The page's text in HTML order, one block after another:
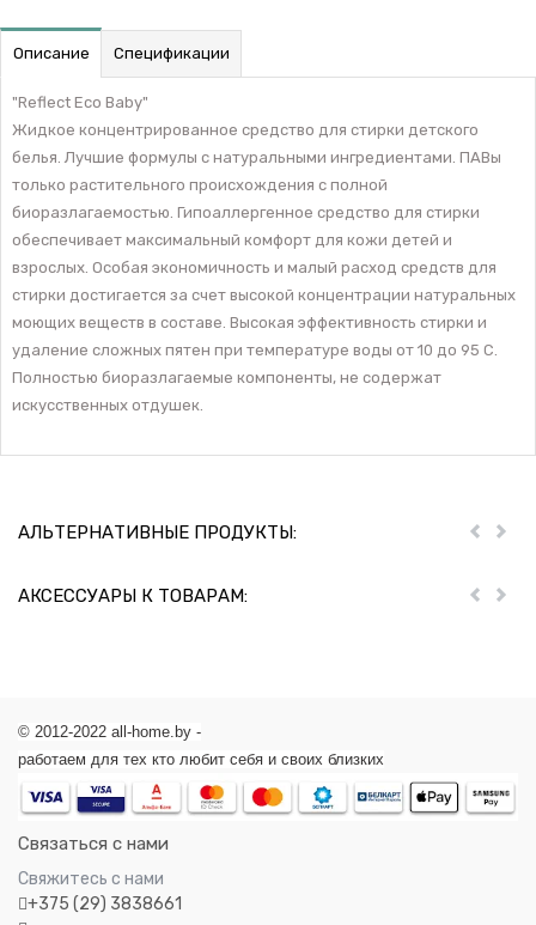
Описание Спецификации
"Reflect Eco Baby"
Жидкое концентрированное средство для стирки детского
белья. Лучшие формулы с натуральными ингредиентами. ПАВы
только растительного происхождения с полной
биоразлагаемостью. Гипоаллергенное средство для стирки
обеспечивает максимальный комфорт для кожи детей и
взрослых. Особая экономичность и малый расход средств для
стирки достигается за счет высокой концентрации натуральных
моющих веществ в составе. Высокая эффективность стирки и
удаление сложных пятен при температуре воды от 10 до 95 С.
Полностью биоразлагаемые компоненты, не содержат
искусственных отдушек.
АЛЬТЕРНАТИВНЫЕ ПРОДУКТЫ: Пред
АКСЕССУАРЫ К ТОВАРАМ: Пред
© 2012-2022 all-home.by -
работаем для тех кто любит себя и своих близких
Связаться с нами
Свяжитесь с нами
+375 (29) 3838661